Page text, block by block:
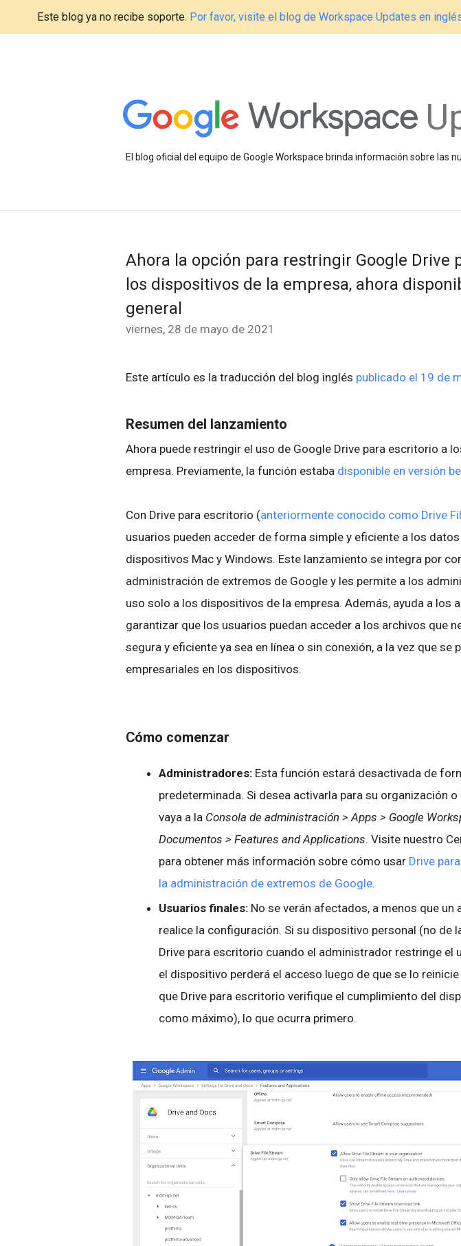
Este blog ya no recibe soporte. Por favor, visite el blog de Workspace Updates en
El blog oficial del equipo de Google Workspace brinda información sobre las
Ahora la opción para restringir Google Drive
los dispositivos de la empresa, ahora
general
viernes, 28 de mayo de 2021
Este artículo es la traducción del blog inglés publicado el 19 de
Resumen del lanzamiento
Ahora puede restringir el uso de Google Drive para escritorio a
empresa. Previamente, la función estaba disponible en versión
Con Drive para escritorio (anteriormente conocido como Drive
usuarios pueden acceder de forma simple y eficiente a los datos
dispositivos Mac y Windows. Este lanzamiento se integra por
administración de extremos de Google y les permite a los
uso solo a los dispositivos de la empresa. Además, ayuda a los
garantizar que los usuarios puedan acceder a los archivos que
segura y eficiente ya sea en línea o sin conexión, a la vez que se
empresariales en los dispositivos.
Cómo comenzar
Administradores: Esta función estará desactivada de
predeterminada. Si desea activarla para su organización o
vaya a la Consola de administración > Apps > Google
Documentos > Features and Applications. Visite nuestro
para obtener más información sobre cómo usar Drive
la administración de extremos de Google.
Usuarios finales: No se verán afectados, a menos que un
realice la configuración. Si su dispositivo personal (no de
Drive para escritorio cuando el administrador restringe el
el dispositivo perderá el acceso luego de que se lo
que Drive para escritorio verifique el cumplimiento del
como máximo), lo que ocurra primero.